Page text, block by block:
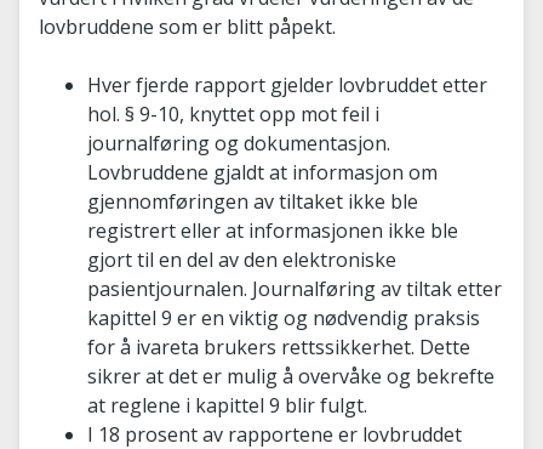
lovbruddene som er blitt påpekt.
Hver fjerde rapport gjelder lovbruddet etter
hol. § 9-10, knyttet opp mot feil i
journalføring og dokumentasjon.
Lovbruddene gjaldt at informasjon om
gjennomføringen av tiltaket ikke ble
registrert eller at informasjonen ikke ble
gjort til en del av den elektroniske
pasientjournalen. Journalføring av tiltak etter
kapittel 9 er en viktig og nødvendig praksis
for å ivareta brukers rettssikkerhet. Dette
sikrer at det er mulig å overvåke og bekrefte
at reglene i kapittel 9 blir fulgt.
I 18 prosent av rapportene er lovbruddet